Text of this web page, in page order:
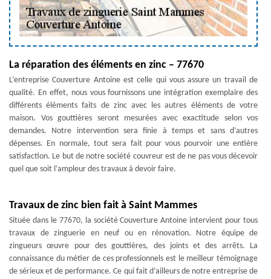
La réparation des éléments en zinc – 77670
L’entreprise Couverture Antoine est celle qui vous assure un travail de
qualité. En effet, nous vous fournissons une intégration exemplaire des
différents éléments faits de zinc avec les autres éléments de votre
maison. Vos gouttières seront mesurées avec exactitude selon vos
demandes. Notre intervention sera finie à temps et sans d’autres
dépenses. En normale, tout sera fait pour vous pourvoir une entière
satisfaction. Le but de notre société couvreur est de ne pas vous décevoir
quel que soit l’ampleur des travaux à devoir faire.
Travaux de zinc bien fait à Saint Mammes
Située dans le 77670, la société Couverture Antoine intervient pour tous
travaux de zinguerie en neuf ou en rénovation. Notre équipe de
zingueurs œuvre pour des gouttières, des joints et des arrêts. La
connaissance du métier de ces professionnels est le meilleur témoignage
de sérieux et de performance. Ce qui fait d’ailleurs de notre entreprise de